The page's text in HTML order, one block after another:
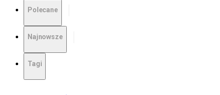
Polecane
Najnowsze
Tagi